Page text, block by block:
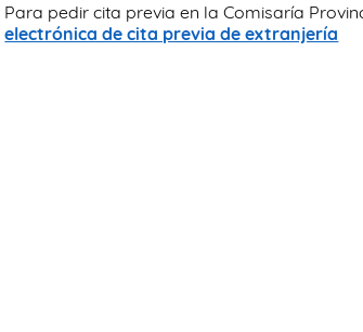
Para pedir cita previa en la Comisaría
electrónica de cita previa de extranjería